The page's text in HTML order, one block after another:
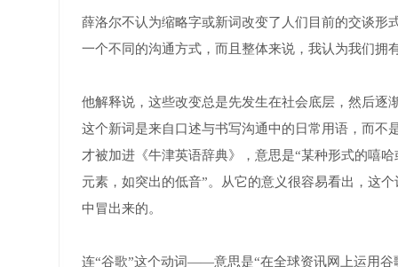
薛洛尔不认为缩略字或新词改变了人们目前的交谈形
一个不同的沟通方式，而且整体来说，我认为我们拥
他解释说，这些改变总是先发生在社会底层，然后逐
这个新词是来自口述与书写沟通中的日常用语，而不
才被加进《牛津英语辞典》，意思是“某种形式的嘻
元素，如突出的低音”。从它的意义很容易看出，这
中冒出来的。
连“谷歌”这个动词——意思是“在全球资讯网上运用谷